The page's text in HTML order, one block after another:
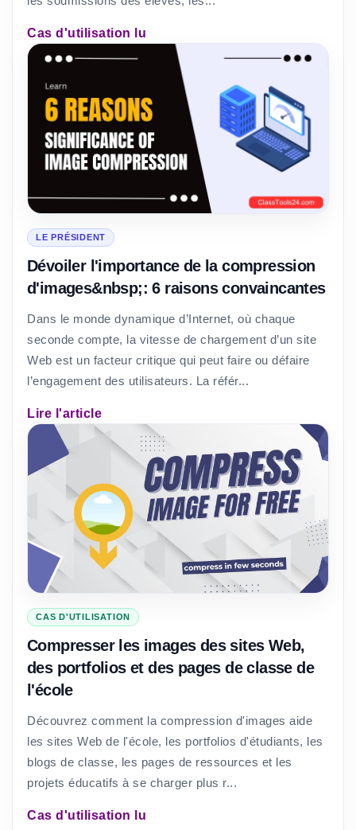
Cas d'utilisation lu
LE PRÉSIDENT
Dévoiler l'importance de la compression
d'images&nbsp;: 6 raisons convaincantes
Dans le monde dynamique d’Internet, où chaque
seconde compte, la vitesse de chargement d’un site
Web est un facteur critique qui peut faire ou défaire
l’engagement des utilisateurs. La référ...
Lire l'article
CAS D'UTILISATION
Compresser les images des sites Web,
des portfolios et des pages de classe de
l'école
Découvrez comment la compression d'images aide
les sites Web de l'école, les portfolios d'étudiants, les
blogs de classe, les pages de ressources et les
projets éducatifs à se charger plus r...
Cas d'utilisation lu